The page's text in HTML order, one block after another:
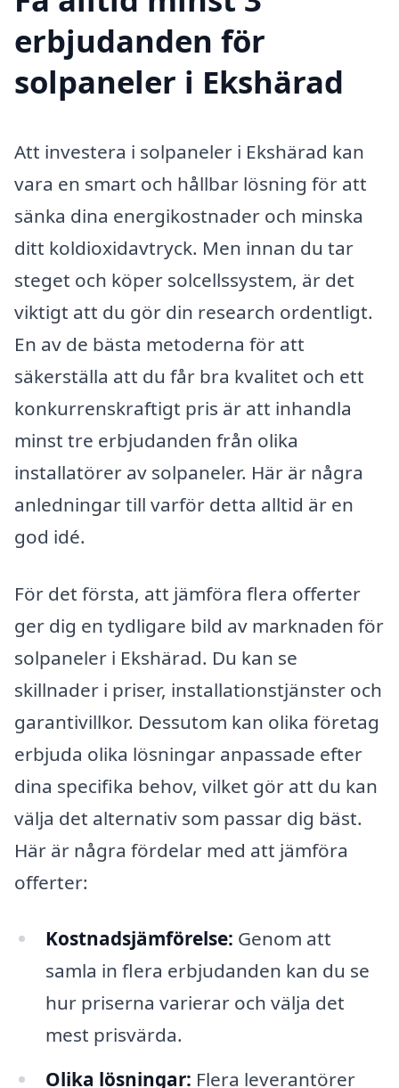
erbjudanden för
solpaneler i Ekshärad
Att investera i solpaneler i Ekshärad kan
vara en smart och hållbar lösning för att
sänka dina energikostnader och minska
ditt koldioxidavtryck. Men innan du tar
steget och köper solcellssystem, är det
viktigt att du gör din research ordentligt.
En av de bästa metoderna för att
säkerställa att du får bra kvalitet och ett
konkurrenskraftigt pris är att inhandla
minst tre erbjudanden från olika
installatörer av solpaneler. Här är några
anledningar till varför detta alltid är en
god idé.
För det första, att jämföra flera offerter
ger dig en tydligare bild av marknaden för
solpaneler i Ekshärad. Du kan se
skillnader i priser, installationstjänster och
garantivillkor. Dessutom kan olika företag
erbjuda olika lösningar anpassade efter
dina specifika behov, vilket gör att du kan
välja det alternativ som passar dig bäst.
Här är några fördelar med att jämföra
offerter:
Kostnadsjämförelse: Genom att
samla in flera erbjudanden kan du se
hur priserna varierar och välja det
mest prisvärda.
Olika lösningar: Flera leverantörer